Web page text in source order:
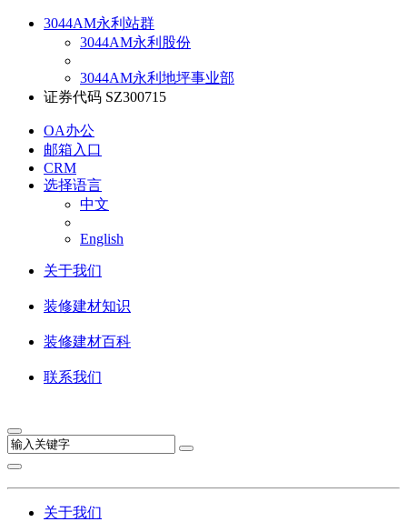
3044AM永利站群
3044AM永利股份
3044AM永利地坪事业部
证券代码 SZ300715
OA办公
邮箱入口
CRM
选择语言
中文
English
关于我们
装修建材知识
装修建材百科
联系我们
关于我们